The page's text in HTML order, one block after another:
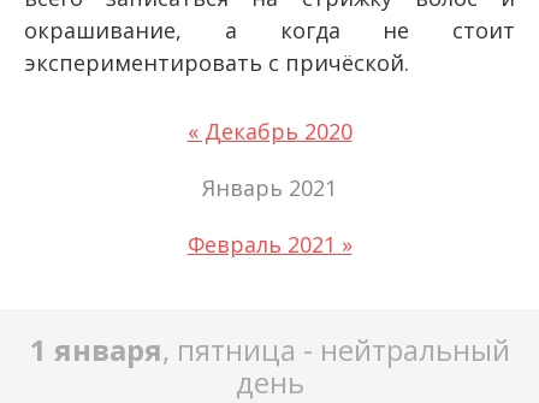
окрашивание, а когда не стоит
экспериментировать с причёской.
« Декабрь 2020
Январь 2021
Февраль 2021 »
1 января, пятница - нейтральный
день